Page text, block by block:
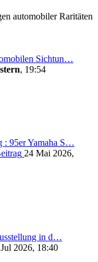
automobiler Raritäten
Sichtun…
, 19:54
: 95er Yamaha S…
24 Mai 2026,
in d…
2026, 18:40